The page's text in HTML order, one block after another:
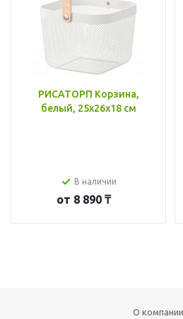
РИСАТОРП Корзина,
белый, 25x26x18 см
В наличии
от 8 890 ₸
О компании